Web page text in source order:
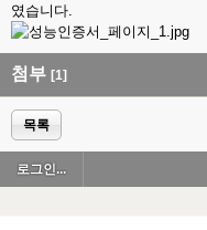
였습니다.
첨부 [1]
목록
로그인...